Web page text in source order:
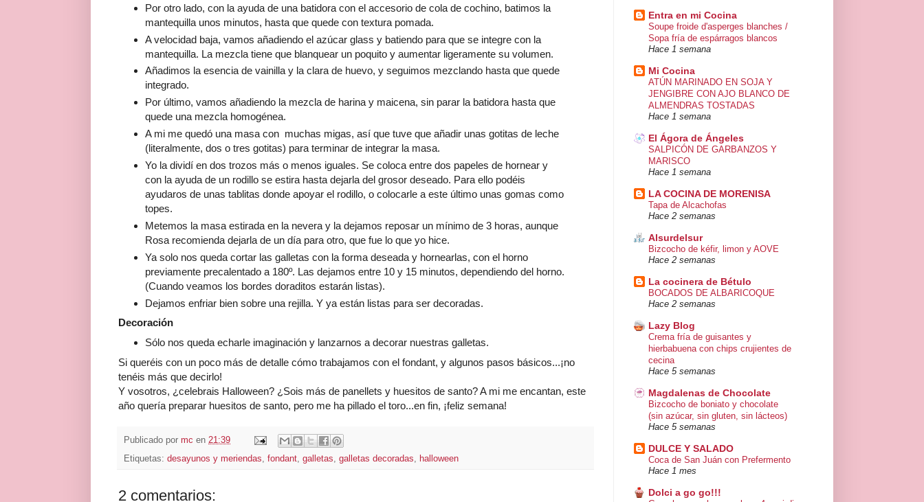
Por otro lado, con la ayuda de una batidora con el accesorio de cola de cochino, batimos la
mantequilla unos minutos, hasta que quede con textura pomada.
A velocidad baja, vamos añadiendo el azúcar glass y batiendo para que se integre con la
mantequilla. La mezcla tiene que blanquear un poquito y aumentar ligeramente su volumen.
Añadimos la esencia de vainilla y la clara de huevo, y seguimos mezclando hasta que quede
integrado.
Por último, vamos añadiendo la mezcla de harina y maicena, sin parar la batidora hasta que
quede una mezcla homogénea.
A mi me quedó una masa con muchas migas, así que tuve que añadir unas gotitas de leche
(literalmente, dos o tres gotitas) para terminar de integrar la masa.
Yo la dividí en dos trozos más o menos iguales. Se coloca entre dos papeles de hornear y
con la ayuda de un rodillo se estira hasta dejarla del grosor deseado. Para ello podéis
ayudaros de unas tablitas donde apoyar el rodillo, o colocarle a este último unas gomas como
topes.
Metemos la masa estirada en la nevera y la dejamos reposar un mínimo de 3 horas, aunque
Rosa recomienda dejarla de un día para otro, que fue lo que yo hice.
Ya solo nos queda cortar las galletas con la forma deseada y hornearlas, con el horno
previamente precalentado a 180º. Las dejamos entre 10 y 15 minutos, dependiendo del horno.
(Cuando veamos los bordes doraditos estarán listas).
Dejamos enfriar bien sobre una rejilla. Y ya están listas para ser decoradas.
Decoración
Sólo nos queda echarle imaginación y lanzarnos a decorar nuestras galletas.
Si queréis con un poco más de detalle cómo trabajamos con el fondant, y algunos pasos básicos...¡no
tenéis más que decirlo!
Y vosotros, ¿celebrais Halloween? ¿Sois más de panellets y huesitos de santo? A mi me encantan, este
año quería preparar huesitos de santo, pero me ha pillado el toro...en fin, ¡feliz semana!
Publicado por mc en 21:39
Etiquetas: desayunos y meriendas, fondant, galletas, galletas decoradas, halloween
2 comentarios:
Entra en mi Cocina
Soupe froide d'asperges blanches /
Sopa fría de espárragos blancos
Hace 1 semana
Mi Cocina
ATÚN MARINADO EN SOJA Y
JENGIBRE CON AJO BLANCO DE
ALMENDRAS TOSTADAS
Hace 1 semana
El Ágora de Ángeles
SALPICÓN DE GARBANZOS Y
MARISCO
Hace 1 semana
LA COCINA DE MORENISA
Tapa de Alcachofas
Hace 2 semanas
Alsurdelsur
Bizcocho de kéfir, limon y AOVE
Hace 2 semanas
La cocinera de Bétulo
BOCADOS DE ALBARICOQUE
Hace 2 semanas
Lazy Blog
Crema fría de guisantes y
hierbabuena con chips crujientes de
cecina
Hace 5 semanas
Magdalenas de Chocolate
Bizcocho de boniato y chocolate
(sin azúcar, sin gluten, sin lácteos)
Hace 5 semanas
DULCE Y SALADO
Coca de San Juán con Prefermento
Hace 1 mes
Dolci a go go!!!